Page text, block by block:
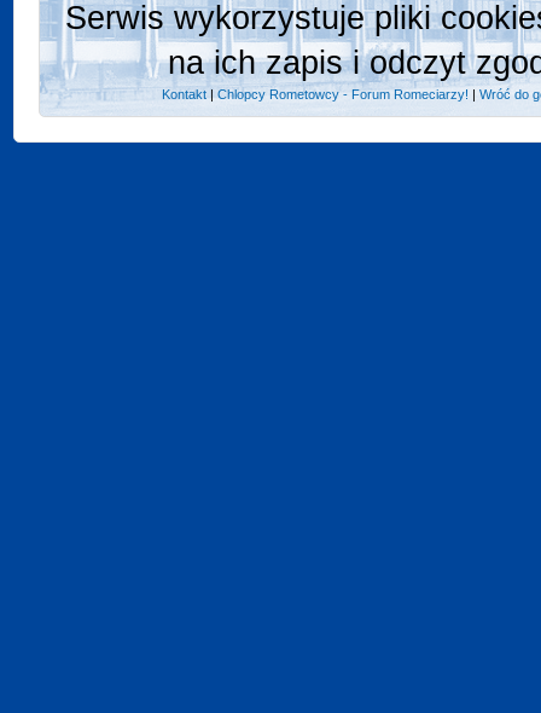
Serwis wykorzystuje pliki
na ich zapis i odczyt
Kontakt |Chlopcy Rometowcy - Forum Romeciarzy! |Wróć do